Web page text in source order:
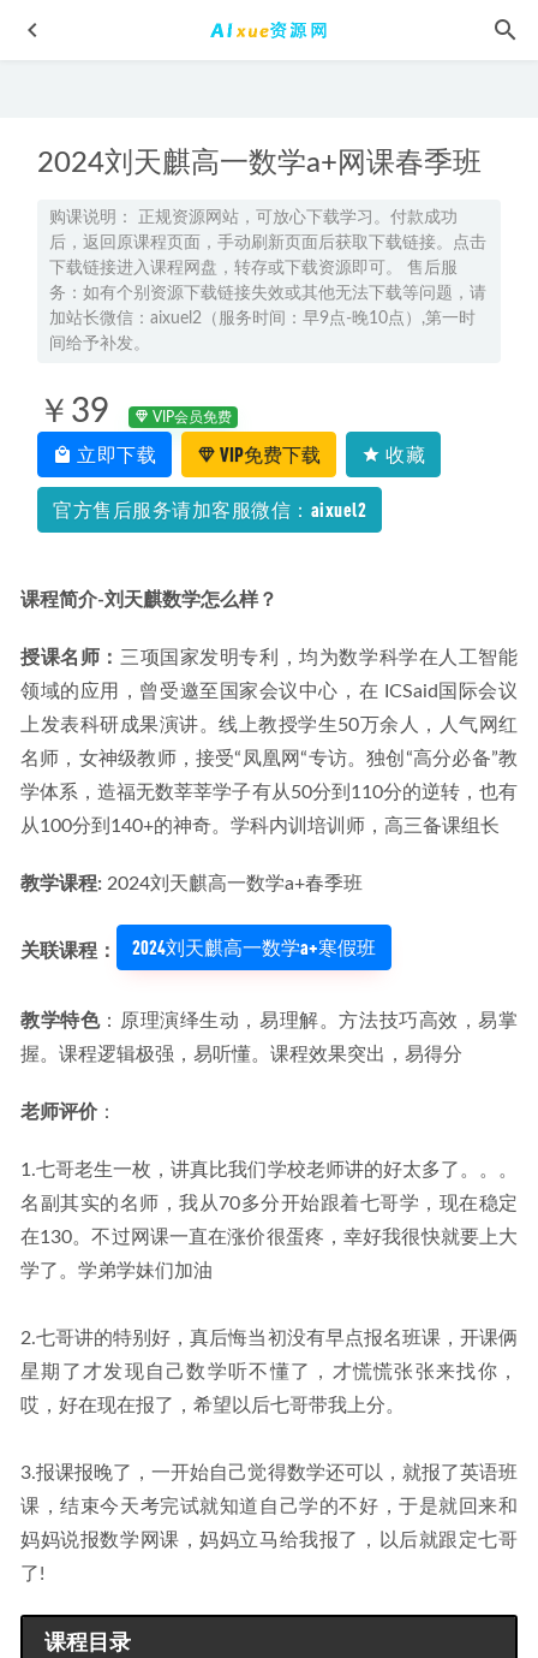
2024刘天麒高一数学a+网课春季班
购课说明： 正规资源网站，可放心下载学习。付款成功
后，返回原课程页面，手动刷新页面后获取下载链接。点击
下载链接进入课程网盘，转存或下载资源即可。 售后服
务：如有个别资源下载链接失效或其他无法下载等问题，请
加站长微信：aixuel2（服务时间：早9点-晚10点）,第一时
间给予补发。
￥39 VIP会员免费
立即下载 VIP免费下载 收藏
官方售后服务请加客服微信：aixuel2
课程简介-刘天麒数学怎么样？
授课名师： 三项国家发明专利，均为数学科学在人工智能
领域的应用，曾受邀至国家会议中心，在 ICSaid国际会议
上发表科研成果演讲。线上教授学生50万余人，人气网红
名师，女神级教师，接受“凤凰网“专访。独创“高分必备”教
学体系，造福无数莘莘学子有从50分到110分的逆转，也有
从100分到140+的神奇。学科内训培训师，高三备课组长
教学课程: 2024刘天麒高一数学a+春季班
关联课程： 2024刘天麒高一数学a+寒假班
教学特色：原理演绎生动，易理解。方法技巧高效，易掌
握。课程逻辑极强，易听懂。课程效果突出，易得分
老师评价：
1.七哥老生一枚，讲真比我们学校老师讲的好太多了。。。
名副其实的名师，我从70多分开始跟着七哥学，现在稳定
在130。不过网课一直在涨价很蛋疼，幸好我很快就要上大
学了。学弟学妹们加油
2.七哥讲的特别好，真后悔当初没有早点报名班课，开课俩
星期了才发现自己数学听不懂了，才慌慌张张来找你，
哎，好在现在报了，希望以后七哥带我上分。
3.报课报晚了，一开始自己觉得数学还可以，就报了英语班
课，结束今天考完试就知道自己学的不好，于是就回来和
妈妈说报数学网课，妈妈立马给我报了，以后就跟定七哥
了!
课程目录
2025年刘秋龙高二数学寒假班 2025-02-04
2026年张炯一高三语文a+一轮复习秋季班 2025-10-06
2026年张冰瑶高一英语上学期秋季班网课
高中语文教程2022邵娜高一语文冲顶班全年班视频教程+课堂
笔记+讲义（寒-春-暑-秋） 2023-05-25
2022年高中升学考试或将成最难的一次！！！ 2022-02-23